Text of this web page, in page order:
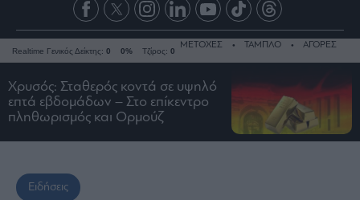
Ειδήσεις
Business
Realtime Γενικός Δείκτης: 0 0% Τζίρος: 0
ΜΕΤΟΧΕΣ ΤΑΜΠΛΟ ΑΓΟΡΕΣ
Χρυσός: Σταθερός κοντά σε υψηλό
επτά εβδομάδων – Στο επίκεντρο
πληθωρισμός και Ορμούζ
Ειδήσεις